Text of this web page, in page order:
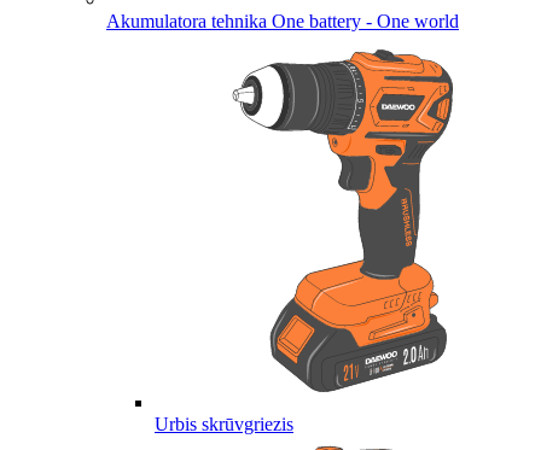
Akumulatora tehnika One battery - One world
Urbis skrūvgriezis